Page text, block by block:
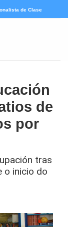
de Clase
de
por
tras
o inicio do